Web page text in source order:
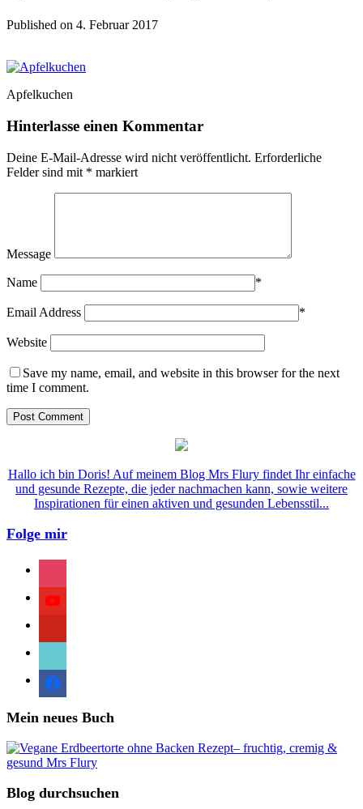
Published on 4. Februar 2017
Apfelkuchen
Hinterlasse einen Kommentar
Deine E-Mail-Adresse wird nicht veröffentlicht. Erforderliche
Felder sind mit * markiert
Message
Name *
Email Address *
Website
Save my name, email, and website in this browser for the next
time I comment.
Hallo ich bin Doris! Auf meinem Blog Mrs Flury findet Ihr einfache
und gesunde Rezepte, die jeder nachmachen kann, sowie weitere
Inspirationen für einen aktiven und gesunden Lebensstil...
Folge mir
instagram
youtube
pinterest
tiktok
facebook
Mein neues Buch
Blog durchsuchen